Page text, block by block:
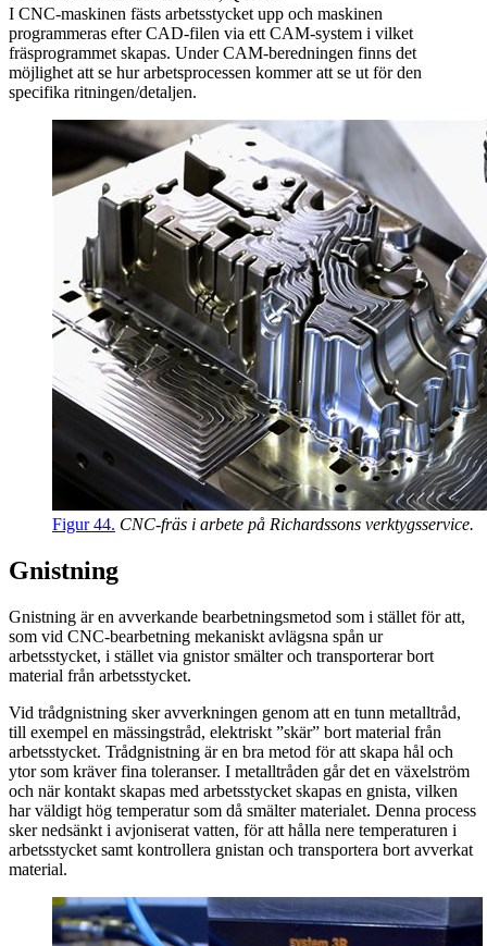
I CNC-maskinen fästs arbetsstycket upp och maskinen
programmeras efter CAD-filen via ett CAM-system i vilket
fräsprogrammet skapas. Under CAM-beredningen finns det
möjlighet att se hur arbetsprocessen kommer att se ut för den
specifika ritningen/detaljen.
Figur 44. CNC-fräs i arbete på Richardssons verktygsservice.
Gnistning
Gnistning är en avverkande bearbetningsmetod som i stället för att,
som vid CNC-bearbetning mekaniskt avlägsna spån ur
arbetsstycket, i stället via gnistor smälter och transporterar bort
material från arbetsstycket.
Vid trådgnistning sker avverkningen genom att en tunn metalltråd,
till exempel en mässingstråd, elektriskt ”skär” bort material från
arbetsstycket. Trådgnistning är en bra metod för att skapa hål och
ytor som kräver fina toleranser. I metalltråden går det en växelström
och när kontakt skapas med arbetsstycket skapas en gnista, vilken
har väldigt hög temperatur som då smälter materialet. Denna process
sker nedsänkt i avjoniserat vatten, för att hålla nere temperaturen i
arbetsstycket samt kontrollera gnistan och transportera bort avverkat
material.